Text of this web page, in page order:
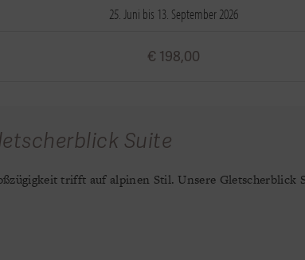
25. Juni bis 13. September 2026
€ 198,00
Suite
trifft auf alpinen Stil. Unsere Gletscherblick